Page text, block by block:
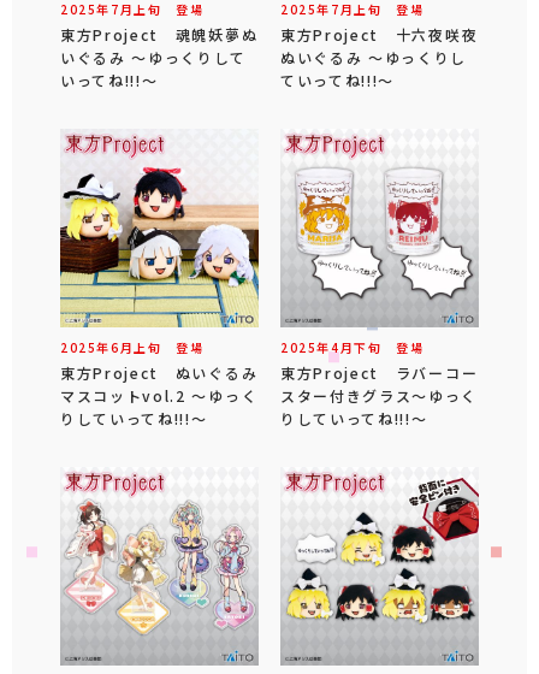
2025年 7 月 上旬 登場
東方Project 魂魄妖夢ぬ
いぐるみ ～ゆっくりして
いってね!!!～
2025年 7 月 上旬 登場
東方Project 十六夜咲夜
ぬいぐるみ ～ゆっくりし
ていってね!!!～
2025年6 月 上旬 登場
東方Project ぬいぐるみ
マスコットvol.2 ～ゆっく
りしていってね!!!～
2025年4 月下旬 登場
東方Project ラバーコー
スター付きグラス～ゆっく
りしていってね!!!～